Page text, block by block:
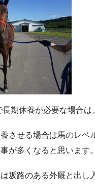
期休養が必要な場合
させる場合は馬のレ
が多くなると思います。
坂路のある外厩と出